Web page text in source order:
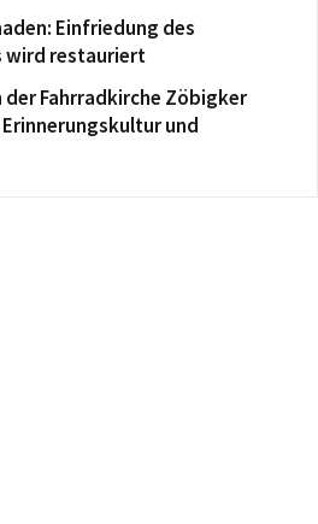
Einfriedung des
wird restauriert
der Fahrradkirche Zöbigker
und